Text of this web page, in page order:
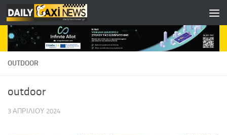
Skip to content
OUTDOOR
outdoor
3 ΑΠΡΙΛΊΟΥ 2024